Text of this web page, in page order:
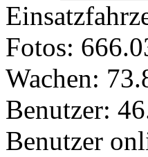
Fotos:
Wachen:
Benutzer:
Benutzer